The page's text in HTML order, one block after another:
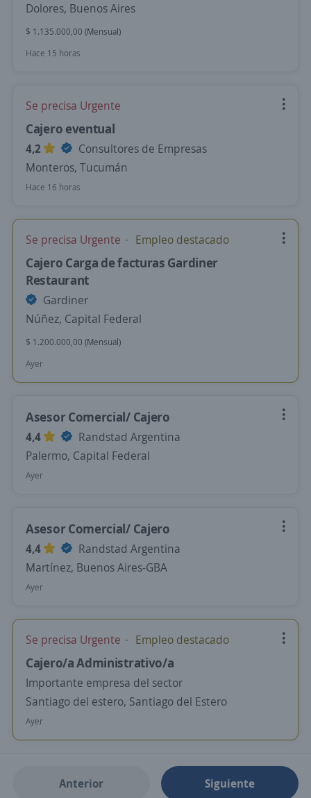
Dolores, Buenos Aires
$ 1.135.000,00 (Mensual)
Hace 15 horas
Se precisa Urgente
Cajero eventual
4,2
Consultores de Empresas
Monteros, Tucumán
Hace 16 horas
Se precisa Urgente Empleo destacado
Cajero Carga de facturas Gardiner
Restaurant
Gardiner
Núñez, Capital Federal
$ 1.200.000,00 (Mensual)
Ayer
Asesor Comercial/ Cajero
4,4
Randstad Argentina
Palermo, Capital Federal
Ayer
Asesor Comercial/ Cajero
4,4
Randstad Argentina
Martínez, Buenos Aires-GBA
Ayer
Se precisa Urgente Empleo destacado
Cajero/a Administrativo/a
Importante empresa del sector
Santiago del estero, Santiago del Estero
Ayer
Anterior Siguiente